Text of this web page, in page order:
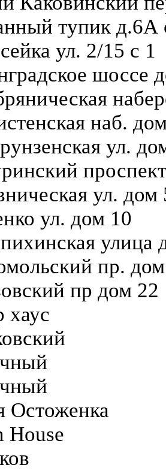
тупик д.6А
ул. 2/15 с 1
шоссе
наб.
ул.
ул. дом
ул. дом 10
улица
пр.
пр дом 22
хаус
Остоженка
House